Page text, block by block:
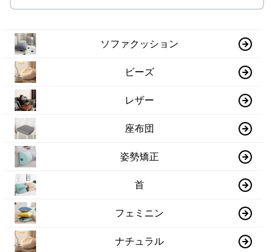
ソファクッション
ビーズ
レザー
座布団
姿勢矯正
首
フェミニン
ナチュラル